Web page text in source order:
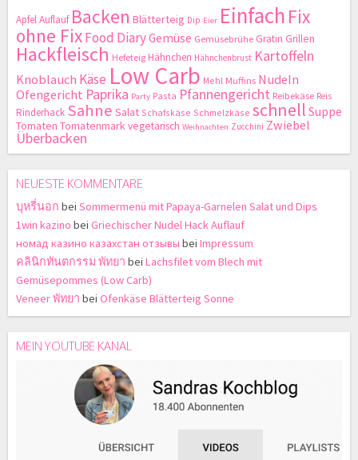
ApfelAuflauf Backen Blätterteig Dip Eier Einfach Fix
ohne FixFood DiaryGemüse Gemüsebrühe Gratin Grillen
Hackfleisch Hefeteig Hähnchen Hähnchenbrust Kartoffeln
Knoblauch Käse Low Carb Mehl Muffins Nudeln
Ofengericht Paprika Party Pasta Pfannengericht Reibekäse Reis
Rinderhack Sahne Salat Schafskäse Schmelzkäse schnell Suppe
Tomaten Tomatenmarkvegetarisch Weihnachten Zucchini Zwiebel
Überbacken
NEUESTE KOMMENTARE
บุหรี่นอก bei Sommermenü mit Papaya-Garnelen Salat und Dips
1win kazino bei Griechischer Nudel Hack Auflauf
номад казино казахстан отзывы bei Impressum
คลินิกทันตกรรม พัทยา bei Lachsfilet vom Blech mit
Gemüsepommes (Low Carb)
Veneer พัทยา bei Ofenkäse Blätterteig Sonne
MEIN YOUTUBE KANAL